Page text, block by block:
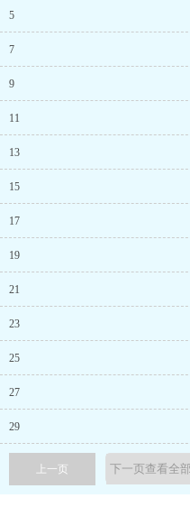
5
7
9
11
13
15
17
19
21
23
25
27
29
上一页